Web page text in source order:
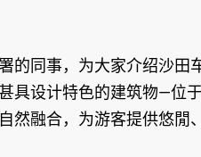
的同事，为大家介绍沙
具设计特色的建筑物—位
然融合，为游客提供悠閒